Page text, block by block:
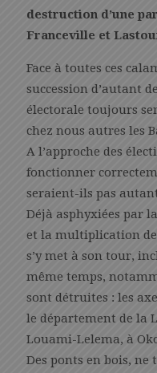
destruction d’une
Franceville et
Face à toutes ces
succession d’autant
électorale toujours
chez nous autres les
A l’approche des
fonctionner
seraient-ils pas
Déjà asphyxiées par
et la multiplication
s’y met à son tour,
même temps,
sont détruites : les
le département de la
Louami-Lelema, à
Des ponts en bois,